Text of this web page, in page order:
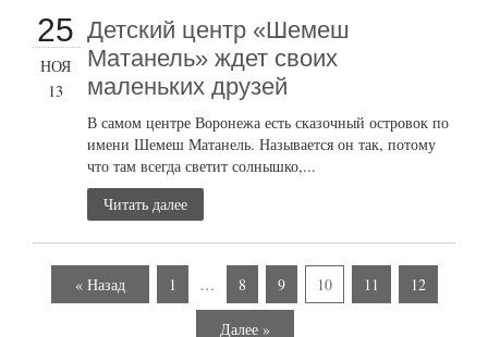
25
НОЯ
13
Детский центр «Шемеш
Матанель» ждет своих
маленьких друзей
В самом центре Воронежа есть сказочный островок по
имени Шемеш Матанель. Называется он так, потому
что там всегда светит солнышко,...
Читать далее
« Назад 1 … 8 9 10 11 12
Далее »